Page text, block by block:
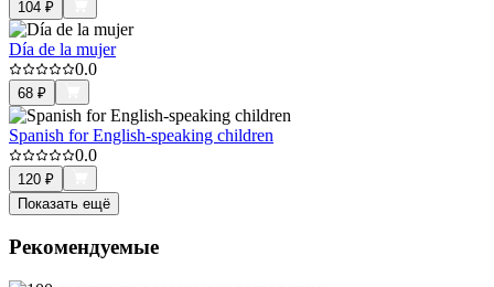
104 ₽
Día de la mujer
0.0
68 ₽
Spanish for English-speaking children
0.0
120 ₽
Показать ещё
Рекомендуемые